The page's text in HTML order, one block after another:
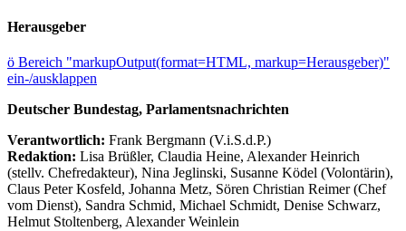
Herausgeber
ö Bereich "markupOutput(format=HTML, markup=Herausgeber)"
ein-/ausklappen
Deutscher Bundestag, Parlamentsnachrichten
Verantwortlich: Frank Bergmann (V.i.S.d.P.)
Redaktion: Lisa Brüßler, Claudia Heine, Alexander Heinrich
(stellv. Chefredakteur), Nina Jeglinski, Susanne Ködel (Volontärin),
Claus Peter Kosfeld, Johanna Metz, Sören Christian Reimer (Chef
vom Dienst), Sandra Schmid, Michael Schmidt, Denise Schwarz,
Helmut Stoltenberg, Alexander Weinlein